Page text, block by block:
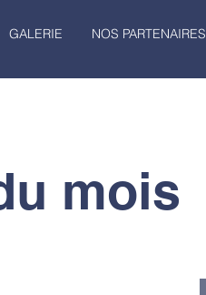
GALERIE NOS PARTENAIRES
mois